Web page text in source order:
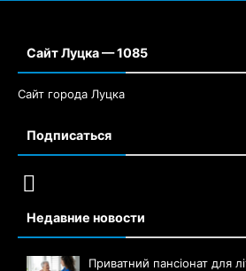
Сайт Луцка — 1085
Сайт города Луцка
Подписаться
Недавние новости
Приватний пансіонат для